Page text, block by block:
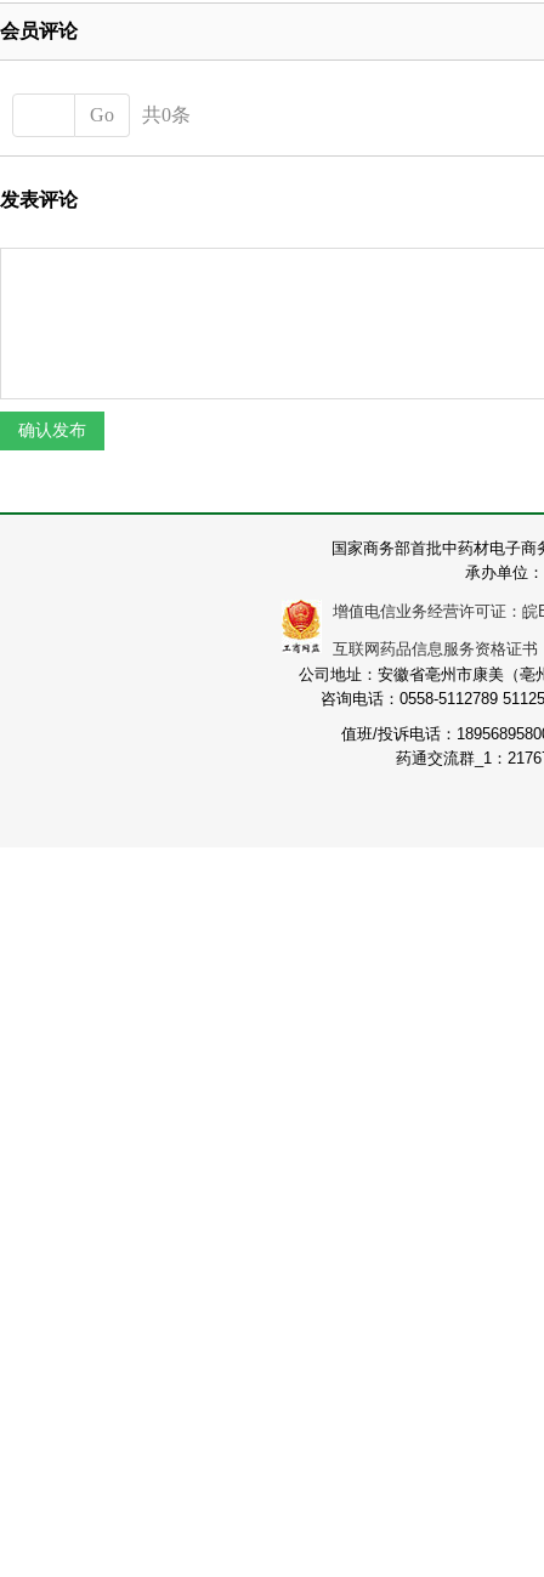
会员评论
Go 共0条
发表评论
国家商务部首批中药材电子
承办单位
增值电信业务经营许可证：皖
互联网药品信息服务资格证
公司地址：安徽省亳州市康美（
咨询电话：0558-5112789
值班/投诉电话：
药通交流群_1：